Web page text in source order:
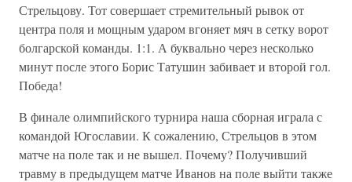
Стрельцову. Тот совершает стремительный рывок от
центра поля и мощным ударом вгоняет мяч в сетку ворот
болгарской команды. 1:1. А буквально через несколько
минут после этого Борис Татушин забивает и второй гол.
Победа!
В финале олимпийского турнира наша сборная играла с
командой Югославии. К сожалению, Стрельцов в этом
матче на поле так и не вышел. Почему? Получивший
травму в предыдущем матче Иванов на поле выйти также